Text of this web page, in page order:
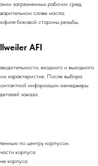
загрязненных рабочих сред;
сливе масла;
боковой стороны резьбы.
AFI
входного и выходного
характеристик. После выбора
информации менеджеры
заказа.
по центру корпусом
корпуса
корпуса